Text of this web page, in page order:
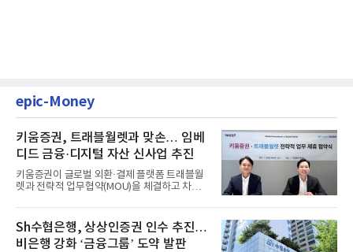
epic-Money
키움증권, 트래블월렛과 맞손… 임베
디드 금융·디지털 자산 신사업 추진
키움증권이 글로벌 외환·결제 플랫폼 트래블월
렛과 전략적 업무협약(MOU)을 체결하고 차세
Sh수협은행, 상상인증권 인수 추진…
비은행 강화 ‘금융그룹’ 도약 발판